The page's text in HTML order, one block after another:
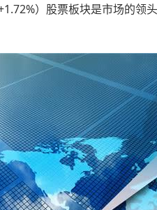
）股票板块是市场的